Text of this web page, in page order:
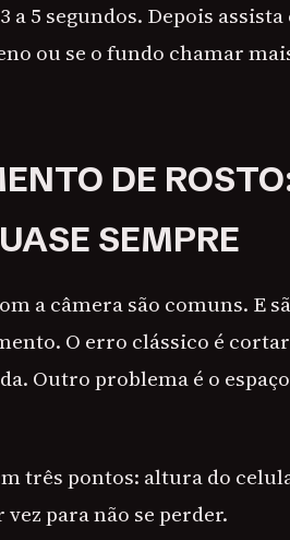
a 5 segundos. Depois
ou se o fundo chamar
DE
SEMPRE
a câmera são comuns. E
O erro clássico é
Outro problema é o
três pontos: altura do
para não se perder.